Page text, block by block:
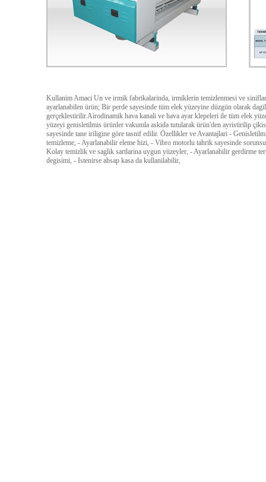
Kullanim Amaci Un ve irmik fabrikalarinda, irmiklerin temizlenmesi ve
ayarlanabilen ürün; Bir perde sayesinde tüm elek yüzeyine düzgün olarak
gerçeklestirilir.Airodinamik hava kanali ve hava ayar klepeleri ile tüm elek
yüzeyi genisletilmis ürünler vakumla askida tutularak ürün'den ayristirilip
sayesinde tane iriligine göre tasnif edilir. Özellikler ve Avantajlari -
temizleme, - Ayarlanabilir eleme hizi, - Vibro motorlu tahrik sayesinde
Kolay temizlik ve saglik sartlarina uygun yüzeyler, - Ayarlanabilir gerdirme
degisimi, - Istenirse ahsap kasa da kullanilabilir,